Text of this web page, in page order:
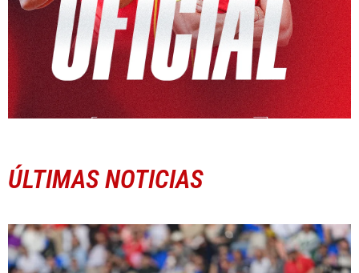
ÚLTIMAS NOTICIAS